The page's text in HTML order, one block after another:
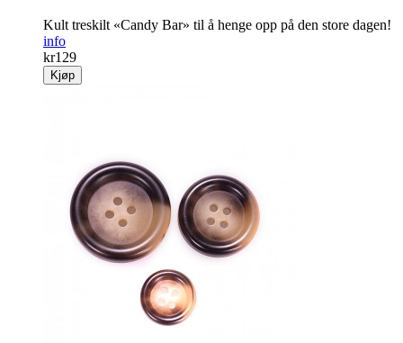
Kult treskilt «Candy Bar» til å henge opp på den store dagen!
info
kr129
Kjøp